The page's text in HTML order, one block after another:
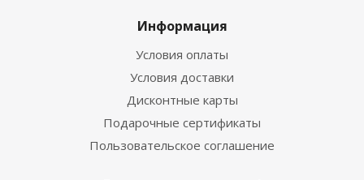
Информация
Условия оплаты
Условия доставки
Дисконтные карты
Подарочные сертификаты
Пользовательское соглашение